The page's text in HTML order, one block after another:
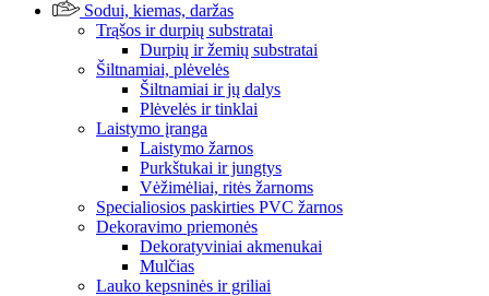
Sodui, kiemas, daržas
Trąšos ir durpių substratai
Durpių ir žemių substratai
Šiltnamiai, plėvelės
Šiltnamiai ir jų dalys
Plėvelės ir tinklai
Laistymo įranga
Laistymo žarnos
Purkštukai ir jungtys
Vėžimėliai, ritės žarnoms
Specialiosios paskirties PVC žarnos
Dekoravimo priemonės
Dekoratyviniai akmenukai
Mulčias
Lauko kepsninės ir griliai